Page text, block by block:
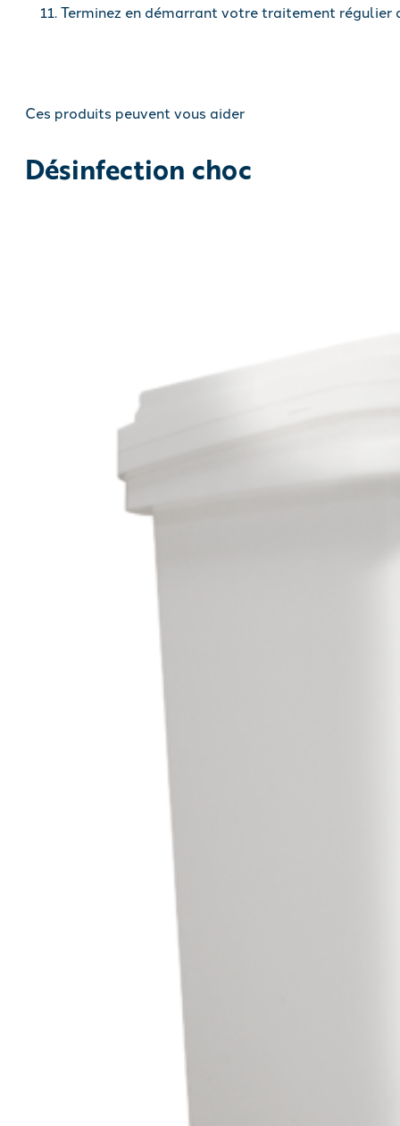
Terminez en démarrant votre traitement régulier
Ces produits peuvent vous aider
Désinfection choc